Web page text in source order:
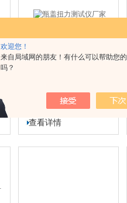
欢迎您！
来自局域网的朋友！有什么可以帮助您的
吗？
恒刚是生产，我瓶盖扭力测
试仪为测试和检测瓶盖开合
扭矩而设计制造的一种智能
化多功能计量仪器，该款瓶
查看详情